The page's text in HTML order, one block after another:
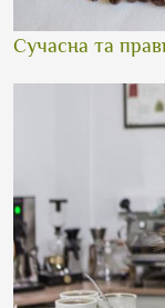
Сучасна та